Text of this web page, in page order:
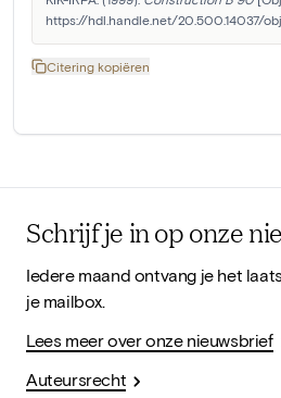
https://hdl.handle.net/20.500.14037/
Citering kopiëren
Schrijf je in op onze
Iedere maand ontvang je het
je mailbox.
Lees meer over onze nieuwsbrief
Auteursrecht